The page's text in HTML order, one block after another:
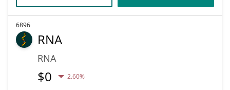
6896
RNA
RNA
$0 2.60%